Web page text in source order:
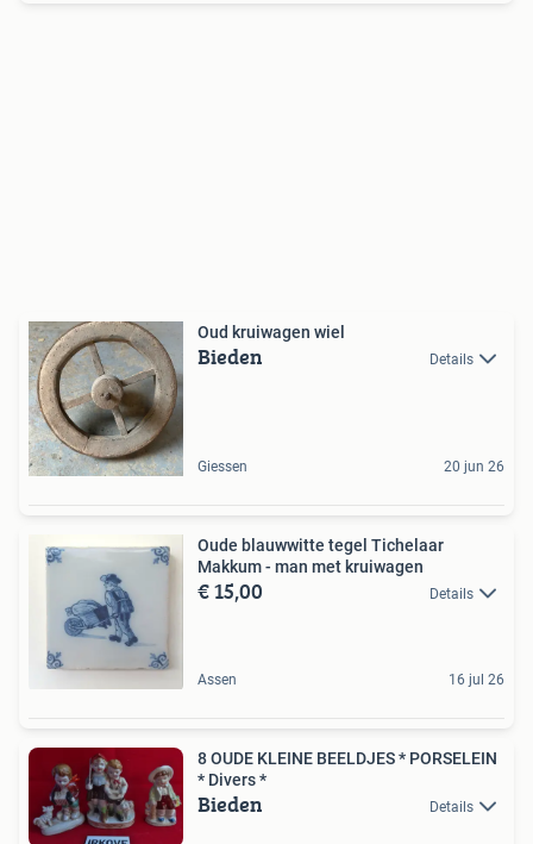
Oud kruiwagen wiel
Bieden Details
Giessen 20 jun 26
Oude blauwwitte tegel Tichelaar
Makkum - man met kruiwagen
€ 15,00 Details
Assen 16 jul 26
8 OUDE KLEINE BEELDJES * PORSELEIN
* Divers *
Bieden Details